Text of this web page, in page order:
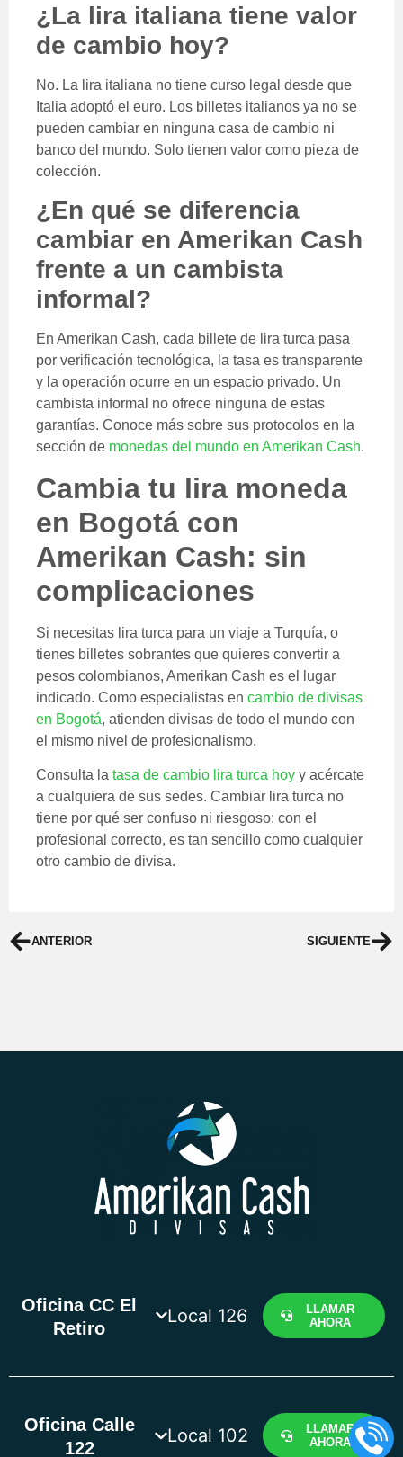
¿La lira italiana tiene valor
de cambio hoy?
No. La lira italiana no tiene curso legal desde que
Italia adoptó el euro. Los billetes italianos ya no se
pueden cambiar en ninguna casa de cambio ni
banco del mundo. Solo tienen valor como pieza de
colección.
¿En qué se diferencia
cambiar en Amerikan Cash
frente a un cambista
informal?
En Amerikan Cash, cada billete de lira turca pasa
por verificación tecnológica, la tasa es transparente
y la operación ocurre en un espacio privado. Un
cambista informal no ofrece ninguna de estas
garantías. Conoce más sobre sus protocolos en la
sección de monedas del mundo en Amerikan Cash.
Cambia tu lira moneda
en Bogotá con
Amerikan Cash: sin
complicaciones
Si necesitas lira turca para un viaje a Turquía, o
tienes billetes sobrantes que quieres convertir a
pesos colombianos, Amerikan Cash es el lugar
indicado. Como especialistas en cambio de divisas
en Bogotá, atienden divisas de todo el mundo con
el mismo nivel de profesionalismo.
Consulta la tasa de cambio lira turca hoy y acércate
a cualquiera de sus sedes. Cambiar lira turca no
tiene por qué ser confuso ni riesgoso: con el
profesional correcto, es tan sencillo como cualquier
otro cambio de divisa.
ANTERIOR SIGUIENTE
Oficina CC El
Retiro
Local 126
LLAMAR
AHORA
Oficina Calle
122
Local 102
LLAMAR
AHORA